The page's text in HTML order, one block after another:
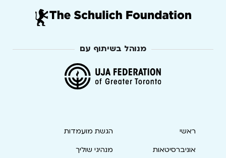
מנוהל בשיתוף עם
ראשי
הגשת מועמדות
אוניברסיטאות
מנהיגי שוליך